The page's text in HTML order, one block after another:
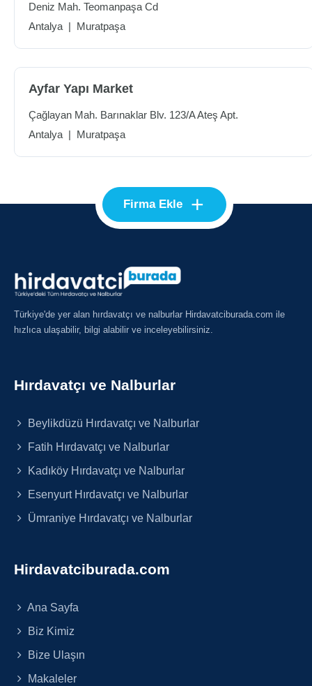
Deniz Mah. Teomanpaşa Cd
Antalya | Muratpaşa
Ayfar Yapı Market
Çağlayan Mah. Barınaklar Blv. 123/A Ateş Apt.
Antalya | Muratpaşa
Firma Ekle +
Türkiye'de yer alan hırdavatçı ve nalburlar Hirdavatciburada.com ile
hızlıca ulaşabilir, bilgi alabilir ve inceleyebilirsiniz.
Hırdavatçı ve Nalburlar
Beylikdüzü Hırdavatçı ve Nalburlar
Fatih Hırdavatçı ve Nalburlar
Kadıköy Hırdavatçı ve Nalburlar
Esenyurt Hırdavatçı ve Nalburlar
Ümraniye Hırdavatçı ve Nalburlar
Hirdavatciburada.com
Ana Sayfa
Biz Kimiz
Bize Ulaşın
Makaleler